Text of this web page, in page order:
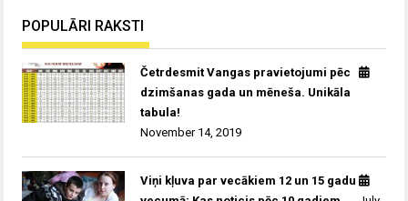
POPULĀRI RAKSTI
Četrdesmit Vangas pravietojumi pēc
dzimšanas gada un mēneša. Unikāla
tabula!
November 14, 2019
Viņi kļuva par vecākiem 12 un 15 gadu